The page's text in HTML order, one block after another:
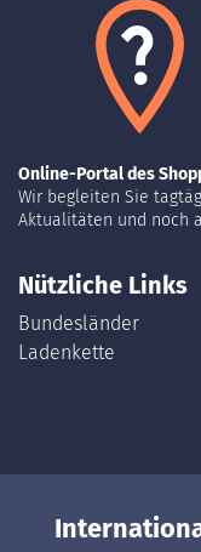
Online-Portal des
Wir begleiten Sie
Aktualitäten und noch
Nützliche Links
Bundesländer
Ladenkette